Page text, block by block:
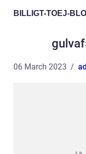
BILLIGT-TOEJ-
06 March 2023